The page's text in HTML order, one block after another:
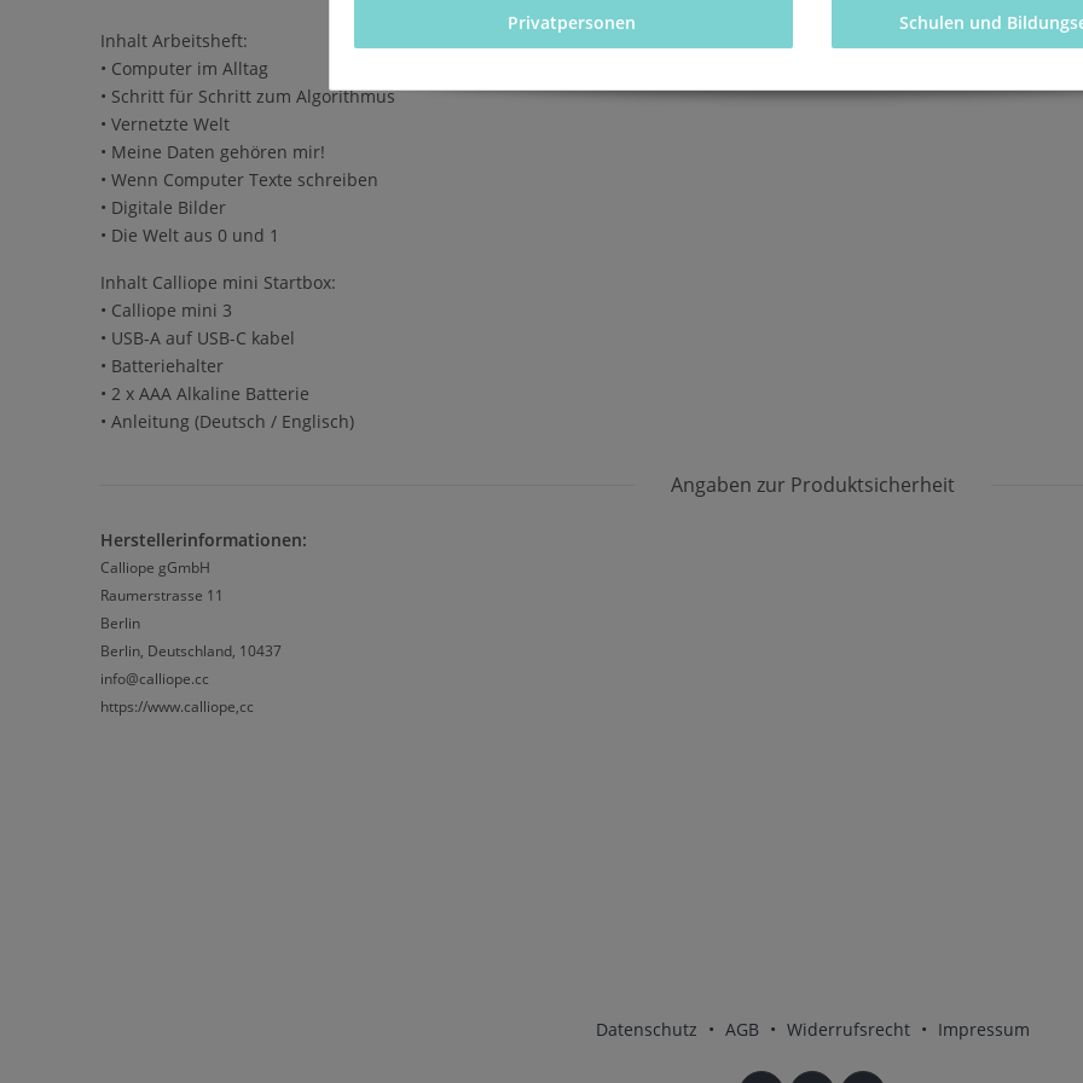
Inhalt Arbeitsheft:
• Computer im Alltag
• Schritt für Schritt zum Algorithmus
• Vernetzte Welt
• Meine Daten gehören mir!
• Wenn Computer Texte schreiben
• Digitale Bilder
• Die Welt aus 0 und 1
Inhalt Calliope mini Startbox:
• Calliope mini 3
• USB-A auf USB-C kabel
• Batteriehalter
• 2 x AAA Alkaline Batterie
• Anleitung (Deutsch / Englisch)
Angaben zur Produktsicherheit
Herstellerinformationen:
Calliope gGmbH
Raumerstrasse 11
Berlin
Berlin, Deutschland, 10437
info@calliope.cc
https://www.calliope,cc
Datenschutz • AGB • Widerrufsrecht • Impressum
Privatpersonen Schulen und